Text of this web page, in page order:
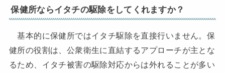
保健所ならイタチの駆除をしてくれますか？
基本的に保健所ではイタチ駆除を直接行いません。保
健所の役割は、公衆衛生に直結するアプローチが主とな
るため、イタチ被害の駆除対応からは外れることが多い